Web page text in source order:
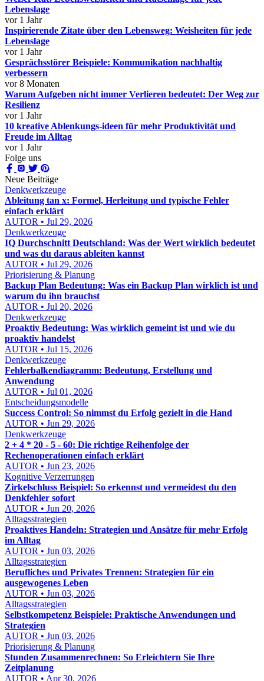
Lebenslage
vor 1 Jahr
Inspirierende Zitate über den Lebensweg: Weisheiten für jede
Lebenslage
vor 1 Jahr
Gesprächsstörer Beispiele: Kommunikation nachhaltig
verbessern
vor 8 Monaten
Warum Aufgeben nicht immer Verlieren bedeutet: Der Weg zur
Resilienz
vor 1 Jahr
10 kreative Ablenkungs-ideen für mehr Produktivität und
Freude im Alltag
vor 1 Jahr
Folge uns
Neue Beiträge
Denkwerkzeuge
Ableitung tan x: Formel, Herleitung und typische Fehler
einfach erklärt
AUTOR • Jul 29, 2026
Denkwerkzeuge
IQ Durchschnitt Deutschland: Was der Wert wirklich bedeutet
und was du daraus ableiten kannst
AUTOR • Jul 29, 2026
Priorisierung & Planung
Backup Plan Bedeutung: Was ein Backup Plan wirklich ist und
warum du ihn brauchst
AUTOR • Jul 20, 2026
Denkwerkzeuge
Proaktiv Bedeutung: Was wirklich gemeint ist und wie du
proaktiv handelst
AUTOR • Jul 15, 2026
Denkwerkzeuge
Fehlerbalkendiagramm: Bedeutung, Erstellung und
Anwendung
AUTOR • Jul 01, 2026
Entscheidungsmodelle
Success Control: So nimmst du Erfolg gezielt in die Hand
AUTOR • Jun 29, 2026
Denkwerkzeuge
2 + 4 * 20 - 5 - 60: Die richtige Reihenfolge der
Rechenoperationen einfach erklärt
AUTOR • Jun 23, 2026
Kognitive Verzerrungen
Zirkelschluss Beispiel: So erkennst und vermeidest du den
Denkfehler sofort
AUTOR • Jun 20, 2026
Alltagsstrategien
Proaktives Handeln: Strategien und Ansätze für mehr Erfolg
im Alltag
AUTOR • Jun 03, 2026
Alltagsstrategien
Berufliches und Privates Trennen: Strategien für ein
ausgewogenes Leben
AUTOR • Jun 03, 2026
Alltagsstrategien
Selbstkompetenz Beispiele: Praktische Anwendungen und
Strategien
AUTOR • Jun 03, 2026
Priorisierung & Planung
Stunden Zusammenrechnen: So Erleichtern Sie Ihre
Zeitplanung
AUTOR • Apr 30, 2026